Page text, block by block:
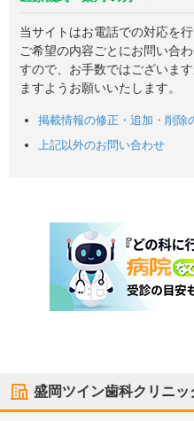
当サイトはお電話での対応を行
ご希望の内容ごとにお問い合
すので、お手数ではございま
ますようお願いいたします。
掲載情報の修正・追加・削除
上記以外のお問い合わせ
盛岡ツイン歯科クリニッ